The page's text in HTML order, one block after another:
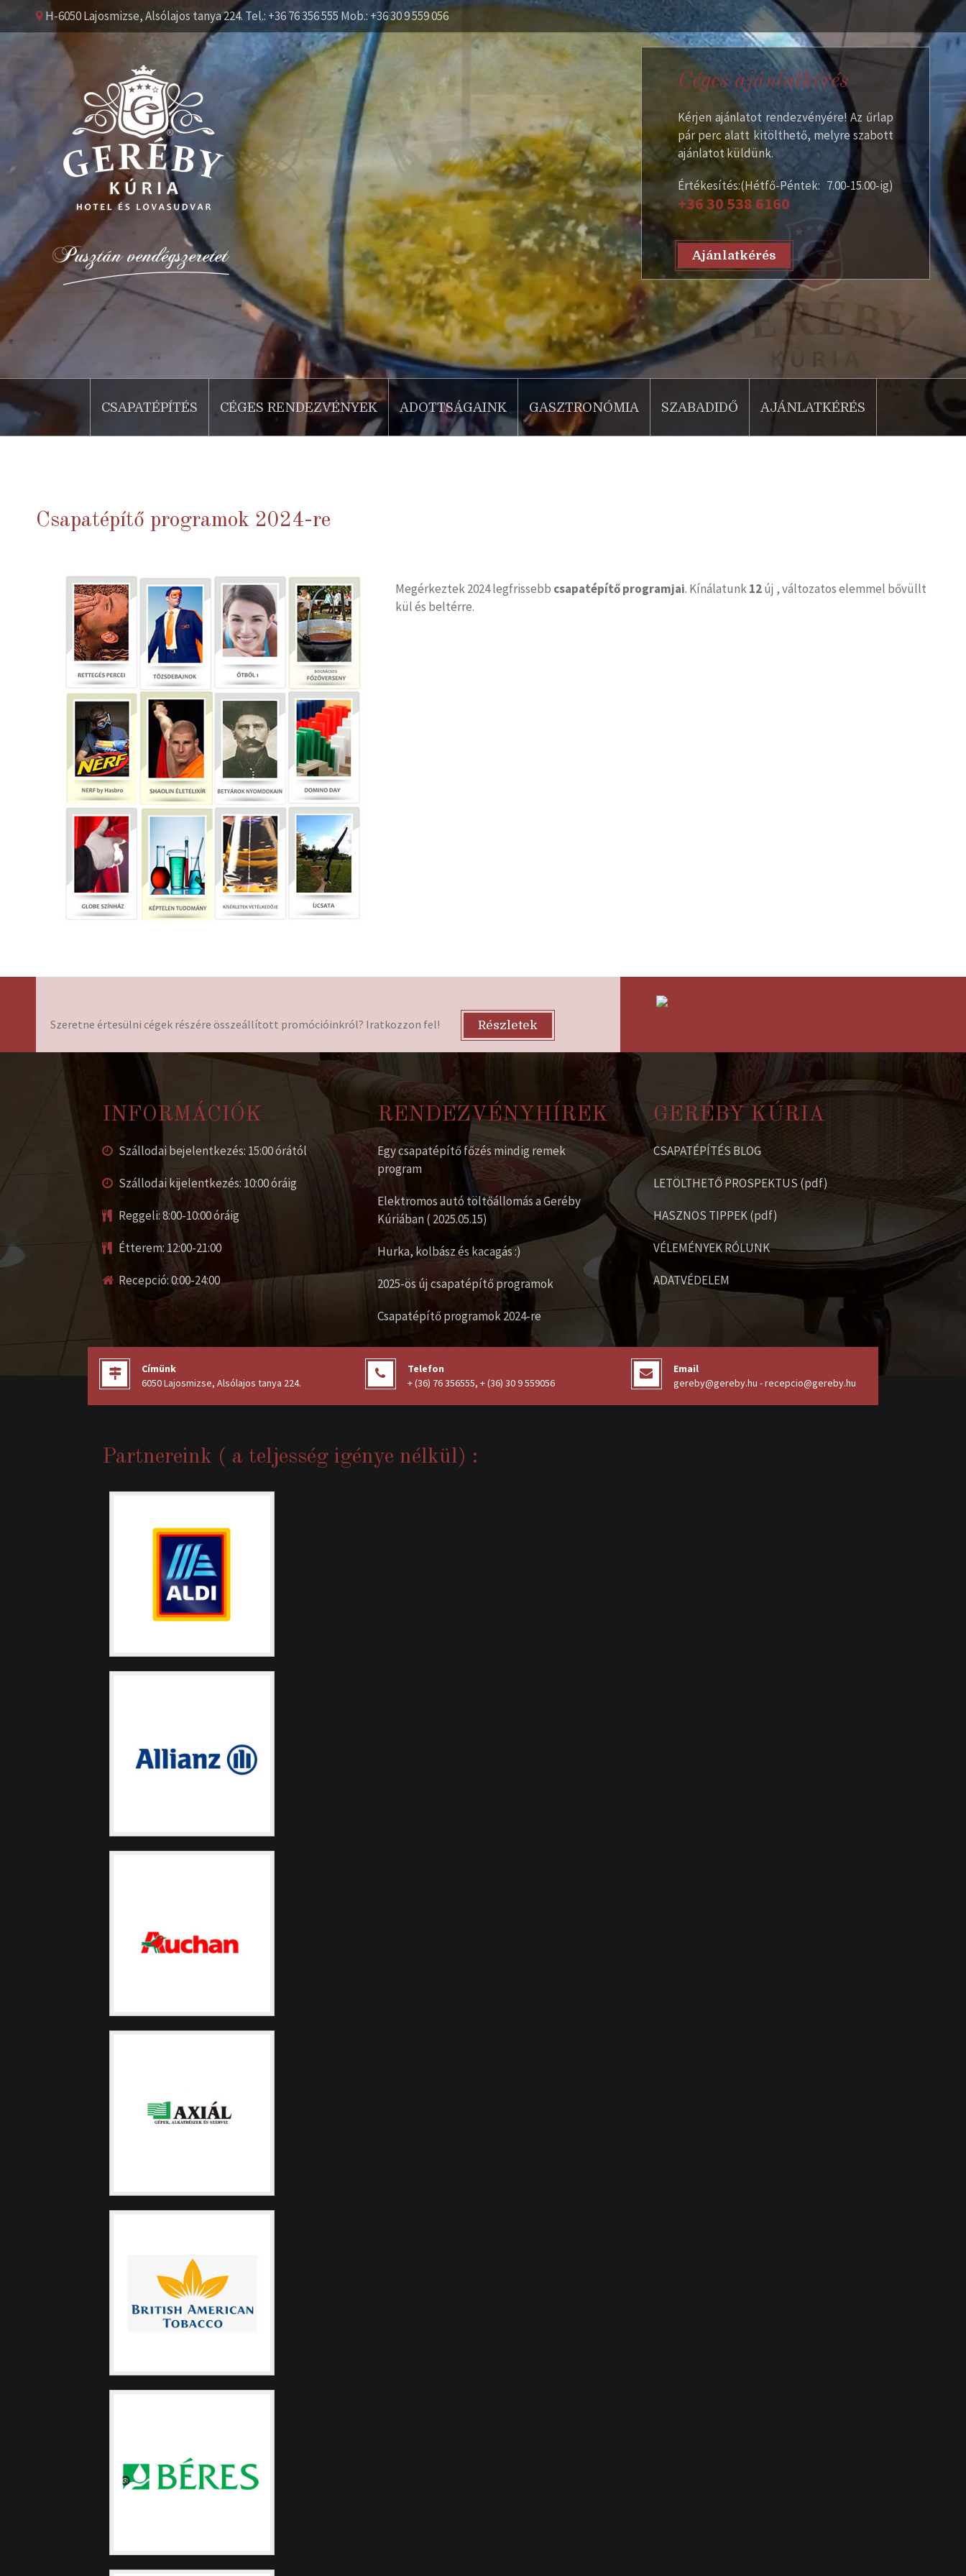
H-6050 Lajosmizse, Alsólajos tanya 224. Tel.: +36 76 356 555 Mob.: +36 30 9 559 056
Céges ajánlatkérés
Kérjen ajánlatot rendezvényére! Az űrlap
pár perc alatt kitölthető, melyre szabott
ajánlatot küldünk.
Értékesítés:(Hétfő-Péntek: 7.00-15.00-ig)
+36 30 538 6160
Ajánlatkérés
CSAPATÉPÍTÉS CÉGES RENDEZVÉNYEK ADOTTSÁGAINK GASZTRONÓMIA SZABADIDŐ AJÁNLATKÉRÉS
Csapatépítő programok 2024-re
Megérkeztek 2024 legfrissebb csapatépítő programjai. Kínálatunk12új , változatos elemmel bővüllt
kül és beltérre.
Szeretne értesülni cégek részére összeállított promócióinkról? Iratkozzon fel! Részletek
INFORMÁCIÓK
Szállodai bejelentkezés: 15:00 órától
Szállodai kijelentkezés: 10:00 óráig
Reggeli: 8:00-10:00 óráig
Étterem: 12:00-21:00
Recepció: 0:00-24:00
RENDEZVÉNYHÍREK
Egy csapatépítő főzés mindig remek
program
Elektromos autó töltőállomás a Geréby
Kúriában ( 2025.05.15)
Hurka, kolbász és kacagás :)
2025-ös új csapatépítő programok
Csapatépítő programok 2024-re
GERÉBY KÚRIA
CSAPATÉPÍTÉS BLOG
LETÖLTHETŐ PROSPEKTUS (pdf)
HASZNOS TIPPEK (pdf)
VÉLEMÉNYEK RÓLUNK
ADATVÉDELEM
Címünk
6050 Lajosmizse, Alsólajos tanya 224.
Telefon
+ (36) 76 356555, + (36) 30 9 559056
Email
gereby@gereby.hu - recepcio@gereby.hu
Partnereink ( a teljesség igénye nélkül) :